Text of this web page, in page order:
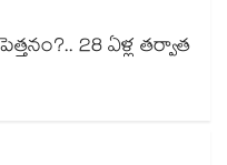
28 ఏళ్ల తర్వాత